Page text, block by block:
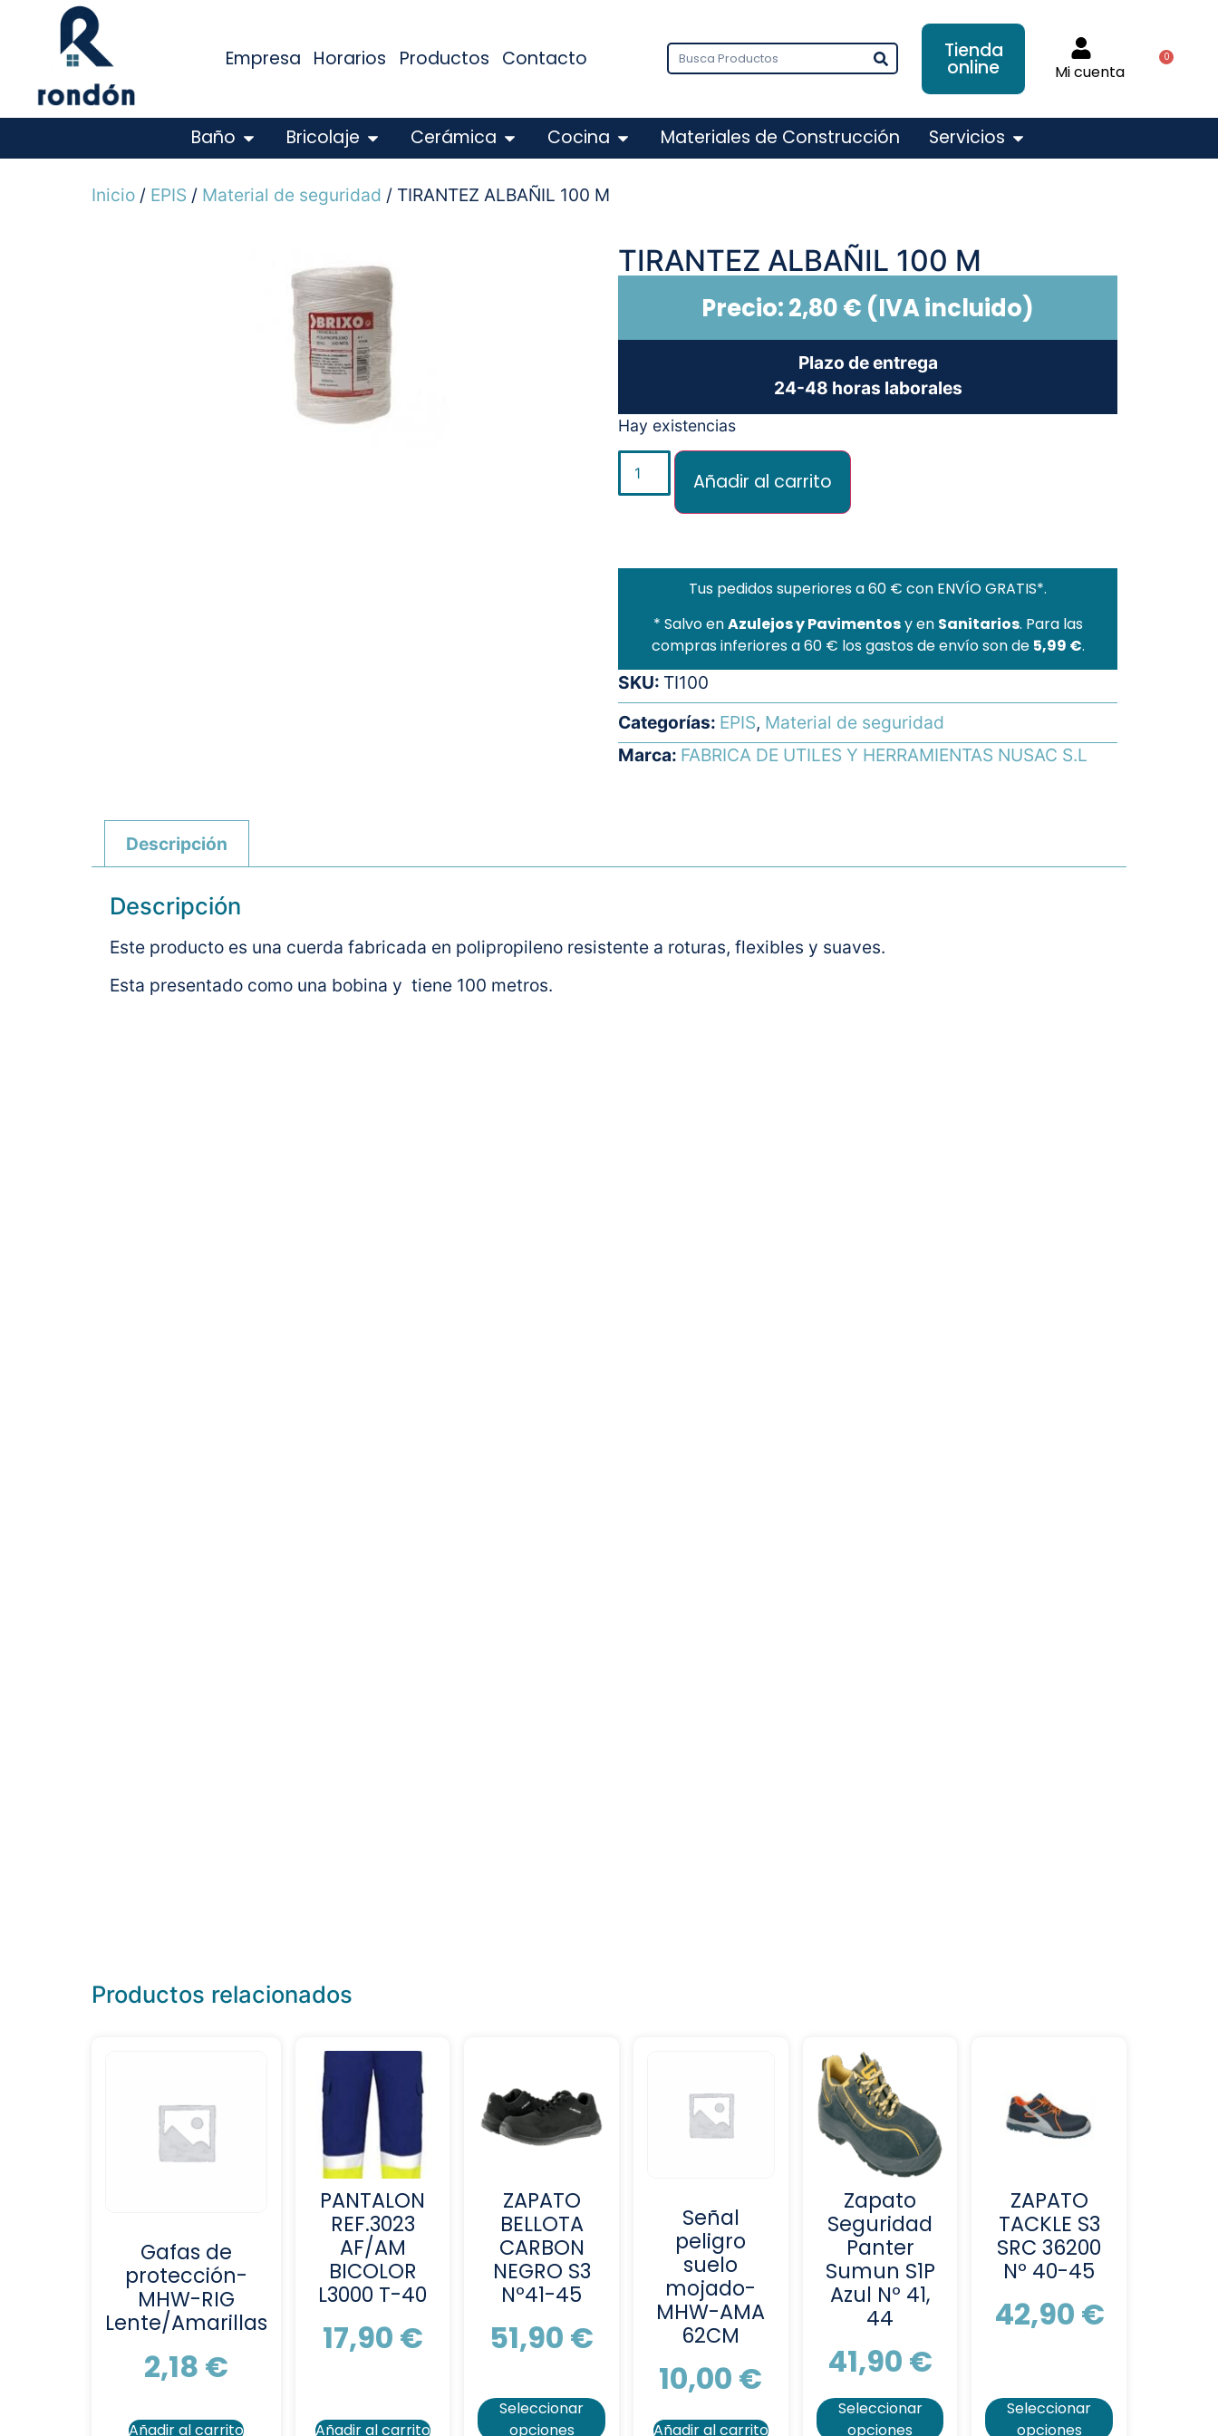
Empresa Horarios Productos Contacto Tienda
online Mi cuenta
0
Baño Bricolaje Cerámica Cocina Materiales de Construcción Servicios
Inicio/ EPIS / Material de seguridad / TIRANTEZ ALBAÑIL 100 M
TIRANTEZ ALBAÑIL 100 M
Precio:2,80€ (IVA incluido)
Plazo de entrega
24-48 horas laborales
Hay existencias
Añadir al carrito
Tus pedidos superiores a 60 € con ENVÍO GRATIS*.
* Salvo enAzulejos y Pavimentosy en Sanitarios. Para las
compras inferiores a 60 € los gastos de envío son de 5,99 €.
SKU: TI100
Categorías: EPIS, Material de seguridad
Marca: FABRICA DE UTILES Y HERRAMIENTAS NUSAC S.L
Descripción
Descripción
Este producto es una cuerda fabricada en polipropileno resistente a roturas, flexibles y suaves.
Esta presentado como una bobina y tiene 100 metros.
Productos relacionados
Gafas de
protección-
MHW-RIG
Lente/Amarillas
2,18 €
Añadir al carrito
PANTALON
REF.3023
AF/AM
BICOLOR
L3000 T-40
17,90 €
Añadir al carrito
ZAPATO
BELLOTA
CARBON
NEGRO S3
Nº41-45
51,90 €
Seleccionar
opciones
Señal
peligro
suelo
mojado-
MHW-AMA
62CM
10,00 €
Añadir al carrito
Zapato
Seguridad
Panter
Sumun S1P
Azul Nº 41,
44
41,90 €
Seleccionar
opciones
ZAPATO
TACKLE S3
SRC 36200
Nº 40-45
42,90 €
Seleccionar
opciones